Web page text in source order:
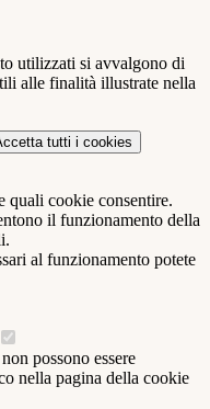
utilizzati si avvalgono di
alle finalità illustrate nella
tutti i cookies
quali cookie consentire.
il funzionamento della
al funzionamento potete
possono essere
nella pagina della cookie